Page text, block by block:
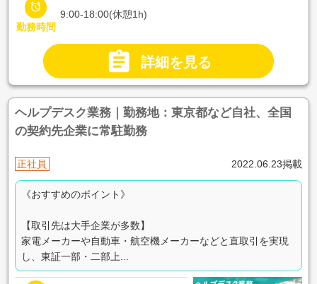

勤務時間
9:00-18:00(休憩1h)
 詳細を見る
ヘルプデスク業務｜勤務地：東京都など自社、全国
の契約先企業に常駐勤務
正社員 2022.06.23掲載
《おすすめのポイント》
【取引先は大手企業が多数】
家電メーカーや自動車・航空機メーカーなどと直取引を実現
し、東証一部・二部上...